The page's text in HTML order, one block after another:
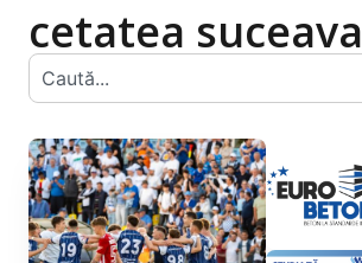
cetatea suceava